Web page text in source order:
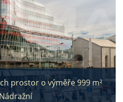
prostor o výměře 999 m²